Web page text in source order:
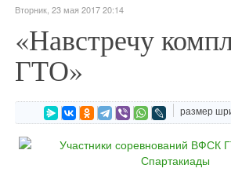
Вторник, 23 мая 2017 20:14
«Навстречу
ГТО»
размер